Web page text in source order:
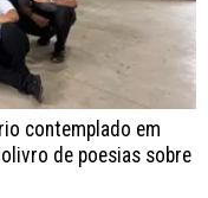
contemplado em
de poesias sobre